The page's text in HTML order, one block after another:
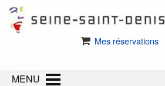
Mes réservations
MENU